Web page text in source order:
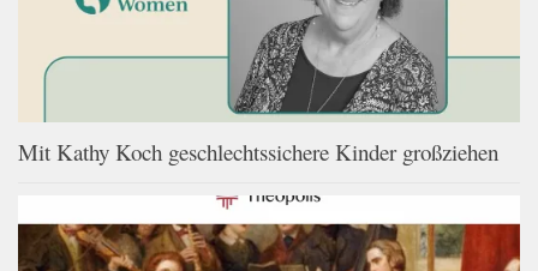
Mit Kathy Koch geschlechtssichere Kinder großziehen